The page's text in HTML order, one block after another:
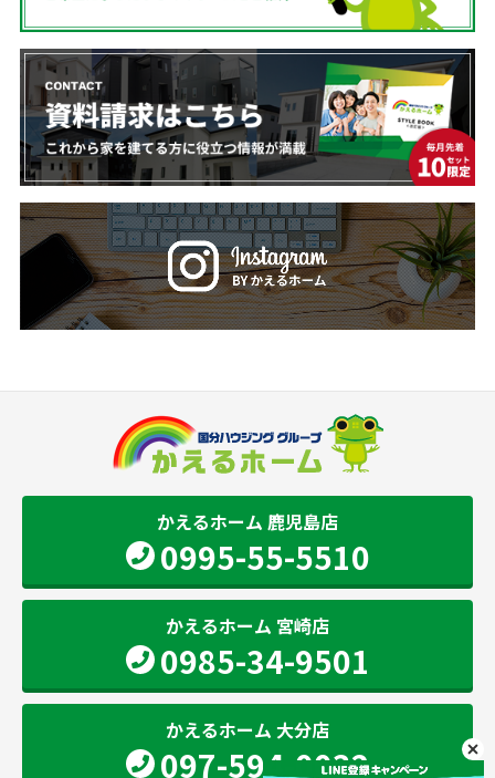
かえるホーム 鹿児島店
0995-55-5510
かえるホーム 宮崎店
0985-34-9501
かえるホーム 大分店
097-594-0032